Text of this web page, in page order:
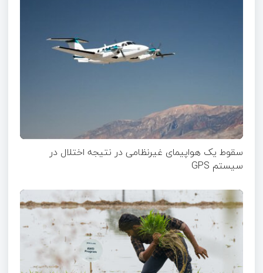
سقوط یک هواپیمای غیرنظامی در نتیجه اختلال در
سیستم‌ GPS